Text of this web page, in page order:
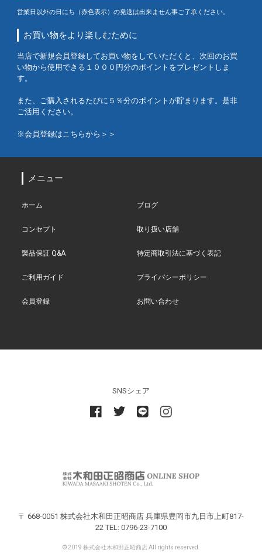
営業日以外の日にち（赤色表示）の発送は出来ません事ご了承ください。
お買い物をより楽しむために
当店で新規会員登録してお買い物をしていただくと、次回のお買
い物から使用できる１０００円分のポイントをプレゼントしま
す。
また、ご購入されるたびに５％分のポイントが貯まります。是非
ご活用ください。
※会員登録はこちらから＞＞
メニュー
ホーム ブログ
コンセプト 取り扱い店舗
製品保証 Q&A 特定商取引法に基づく表記
ご利用ガイド プライバシーポリシー
会員登録 お問い合わせ
SNSシェア
〒 668-0051 株式会社木和田正昭商店 兵庫県豊岡市九日市上町817-
22 TEL: 0796-23-7100
© 2019 株式会社木和田正昭商店 All rights reserved.